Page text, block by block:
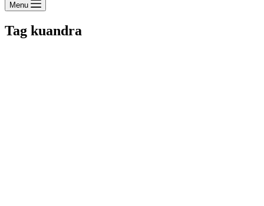
Menu
Tag kuandra